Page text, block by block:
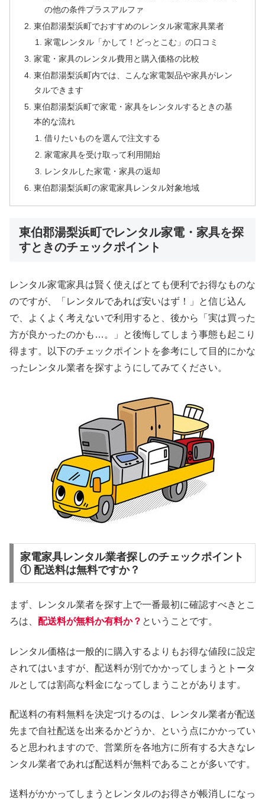
の他の条件プラスアルファ
東伯郡湯梨浜町でおすすめのレンタル家電家具業者
家電レンタル「かして！どっとこむ」の口コミ
家電・家具のレンタル費用と購入価格の比較
東伯郡湯梨浜町内では、こんな家電製品や家具がレン
タルできます
東伯郡湯梨浜町で家電・家具をレンタルするときの基
本的な流れ
借りたいものを選んで注文する
家電家具を受け取って利用開始
レンタルした家電・家具の返却
東伯郡湯梨浜町の家電家具レンタル対象地域
東伯郡湯梨浜町でレンタル家電・家具を探
すときのチェックポイント
レンタル家電家具は賢く使えばとても便利でお得なものな
のですが、「レンタルであれば安いはず！」と信じ込ん
で、よくよく考えないで利用すると、後から「実は買った
方が良かったのかも…。」と後悔してしまう事態も起こり
得ます。以下のチェックポイントを参考にして目的にかな
ったレンタル業者を探すようにしてみてください。
家電家具レンタル業者探しのチェックポイント
① 配送料は無料ですか？
まず、レンタル業者を探す上で一番最初に確認すべきとこ
ろは、 配送料が無料か有料か？ ということです。
レンタル価格は一般的に購入するよりもお得な値段に設定
されてはいますが、配送料が別でかかってしまうとトータ
ルとしては割高な料金になってしまうことがあります。
配送料の有料無料を決定づけるのは、レンタル業者が配送
先まで自社配送を出来るかどうか、という点にかかってい
ると思われますので、営業所を各地方に所有する大きなレ
ンタル業者であれば配送料が無料であることが多いです。
送料がかかってしまうとレンタルのお得さが帳消しになっ